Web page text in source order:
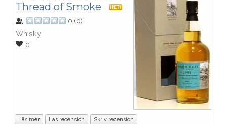
Thread of Smoke
HET!
0 (0)
Whisky
0
Läs mer Läs recension Skriv recension